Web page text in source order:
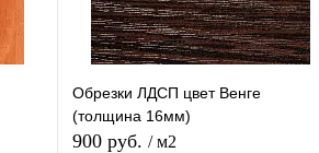
Обрезки ЛДСП цвет Венге
(толщина 16мм)
900 руб. / м2